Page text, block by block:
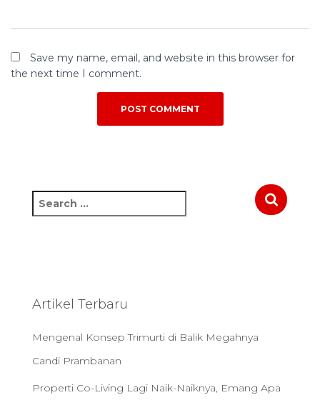
Save my name, email, and website in this browser for
the next time I comment.
e
o
:
Artikel Terbaru
Mengenal Konsep Trimurti di Balik Megahnya
Candi Prambanan
Properti Co-Living Lagi Naik-Naiknya, Emang Apa